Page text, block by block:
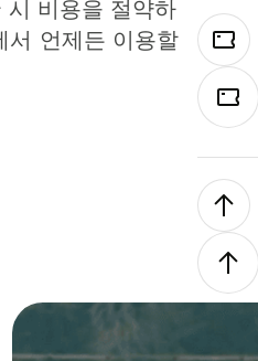
비용을 절약하
서 언제든 이용할